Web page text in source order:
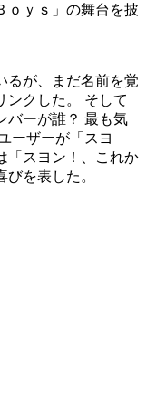
ｙｓ」の舞台を披
るが、まだ名前を覚
ンクした。 そして
バーが誰？ 最も気
ーザーが「スヨ
「スヨン！、これか
を表した。